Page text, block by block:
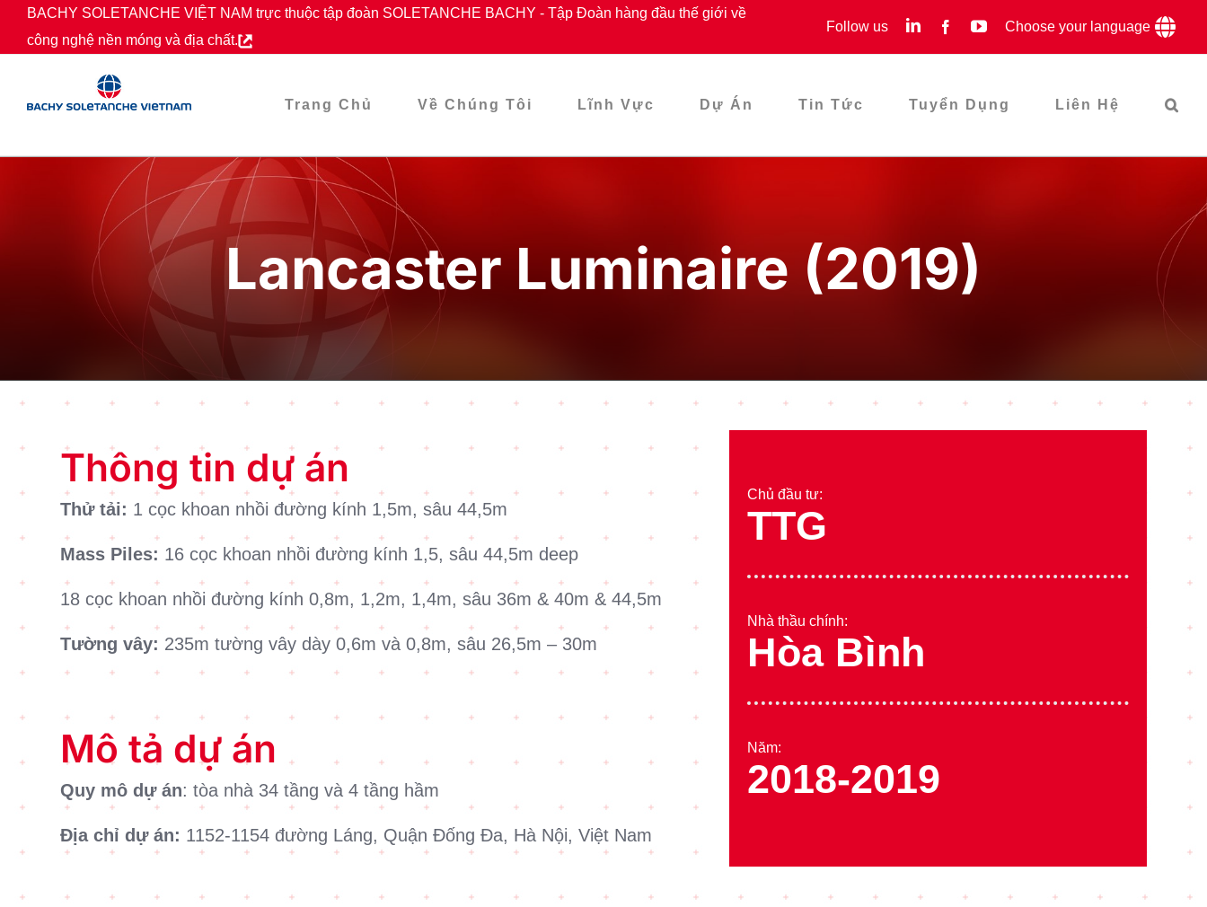
SkipBACHY SOLETANCHE VIỆT NAM trực thuộc tập đoàn SOLETANCHE BACHY - Tập Đoàn hàng đầu thế giới về
công nghệ nền móng và địa chất.
Follow us LinkedInFacebookYouTube
Choose your language
Trang Chủ Về Chúng Tôi Lĩnh Vực Dự Án Tin Tức Tuyển Dụng Liên Hệ
Lancaster Luminaire (2019)
Thông tin dự án
Thử tải: 1 cọc khoan nhồi đường kính 1,5m, sâu 44,5m
Mass Piles: 16 cọc khoan nhồi đường kính 1,5, sâu 44,5m deep
18 cọc khoan nhồi đường kính 0,8m, 1,2m, 1,4m, sâu 36m & 40m & 44,5m
Tường vây: 235m tường vây dày 0,6m và 0,8m, sâu 26,5m – 30m
Mô tả dự án
Quy mô dự án: tòa nhà 34 tầng và 4 tầng hầm
Địa chỉ dự án: 1152-1154 đường Láng, Quận Đống Đa, Hà Nội, Việt Nam
Chủ đầu tư:
TTG
Nhà thầu chính:
Hòa Bình
Năm:
2018-2019